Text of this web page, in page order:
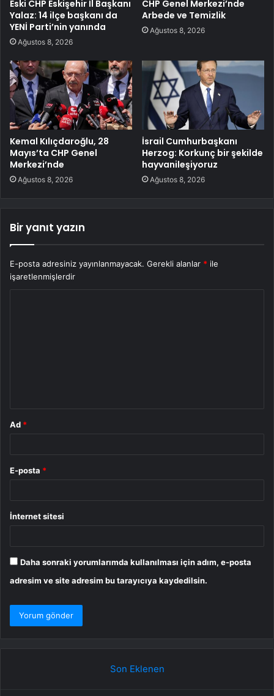
Eski CHP Eskişehir İl Başkanı
Yalaz: 14 ilçe başkanı da
YENİ Parti’nin yanında
Ağustos 8, 2026
CHP Genel Merkezi’nde
Arbede ve Temizlik
Ağustos 8, 2026
Kemal Kılıçdaroğlu, 28
Mayıs’ta CHP Genel
Merkezi’nde
Ağustos 8, 2026
İsrail Cumhurbaşkanı
Herzog: Korkunç bir şekilde
hayvanileşiyoruz
Ağustos 8, 2026
Bir yanıt yazın
E-posta adresiniz yayınlanmayacak. Gerekli alanlar * ile
işaretlenmişlerdir
Ad *
E-posta *
İnternet sitesi
Daha sonraki yorumlarımda kullanılması için adım, e-posta
adresim ve site adresim bu tarayıcıya kaydedilsin.
Son Eklenen